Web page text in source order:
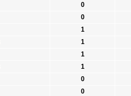
0
0
1
1
1
1
0
0